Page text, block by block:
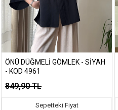
ÖNÜ DÜĞMELI GÖMLEK - SIYAH
- KOD 4961
849,90 TL
Sepetteki Fiyat